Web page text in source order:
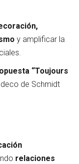
y amplificar la
“Toujours
de Schmidt
relaciones